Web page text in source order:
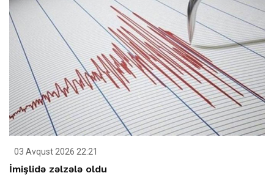
03 Avqust 2026 22:21
İmişlidə zəlzələ oldu